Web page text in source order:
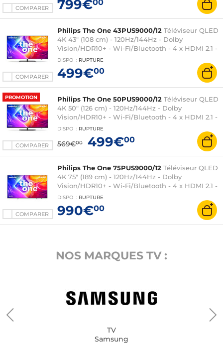
COMPARER 799€00
COMPARER
Philips The One 43PUS9000/12 Téléviseur QLED
4K 43" (108 cm) - 120Hz/144Hz - Dolby
Vision/HDR10+ - Wi-Fi/Bluetooth - 4 x HDMI 2.1 -
Google Assistant intégré - Ambilight 3 côtés -
Son 2.0 20W Dolby Atmos
DISPO : RUPTURE
499€00
PROMOTION
COMPARER
Philips The One 50PUS9000/12 Téléviseur QLED
4K 50" (126 cm) - 120Hz/144Hz - Dolby
Vision/HDR10+ - Wi-Fi/Bluetooth - 4 x HDMI 2.1 -
Google Assistant intégré - Ambilight 3 côtés -
Son 2.0 40W Dolby Atmos
DISPO : RUPTURE
569€00 499€00
COMPARER
Philips The One 75PUS9000/12 Téléviseur QLED
4K 75" (189 cm) - 120Hz/144Hz - Dolby
Vision/HDR10+ - Wi-Fi/Bluetooth - 4 x HDMI 2.1 -
Google Assistant intégré - Ambilight 3 côtés -
Son 2.1 50W Dolby Atmos
DISPO : RUPTURE
990€00
NOS MARQUES TV :
TV
Samsung